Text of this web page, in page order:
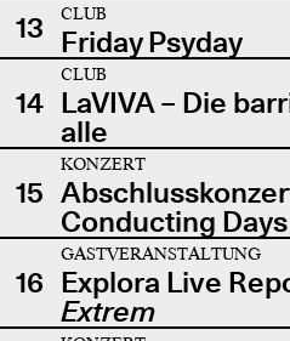
13
CLUB
Friday Psyday
14
CLUB
LaVIVA – Die
alle
15
KONZERT
Conducting Days
16
GASTVERANSTALTUNG
Explora Live
Extrem